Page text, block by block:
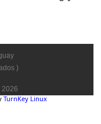
)
2026
TurnKey Linux